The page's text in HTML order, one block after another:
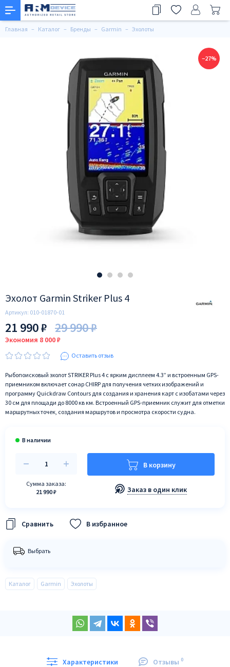
Главная Каталог Бренды Garmin Эхолоты
−27%
Эхолот Garmin Striker Plus 4
Артикул: 010-01870-01
21 990 ₽ 29 990 ₽
Экономия 8 000 ₽
Оставить отзыв
Рыбопоисковый эхолот STRIKER Plus 4 с ярким дисплеем 4.3” и встроенным GPS-
приемником включает сонар CHIRP для получения четких изображений и
программу Quickdraw Contours для создания и хранения карт с изобатами через
30 см для площади до 8000 кв км. Встроенный GPS-приемник служит для отметки
маршрутных точек, создания маршрутов и просмотра скорости судна.
Сумма заказа:
21 990 ₽
В корзину
Заказ в один клик
В избранное
Выбрать
Каталог Garmin Эхолоты
Характеристики Отзывы 0